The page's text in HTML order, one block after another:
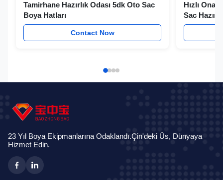
Tamirhane Hazırlık Odası 5dk Oto Sac
Boya Hatları
Contact Now
Hızlı
Sac
Hattı
23 Yıl Boya Ekipmanlarına Odaklandı.Çin'deki Üs, Dünyaya
Hizmet Edin.